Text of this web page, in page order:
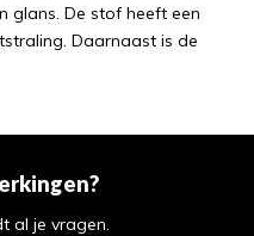
glans. De stof heeft een
Daarnaast is de
al je vragen.